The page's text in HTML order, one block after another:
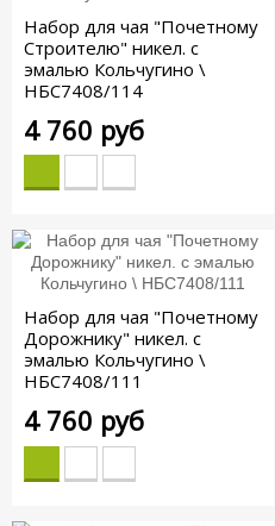
Набор для чая "Почетному
Строителю" никел. с
эмалью Кольчугино \
НБС7408/114
4 760 руб
Набор для чая "Почетному
Дорожнику" никел. с
эмалью Кольчугино \
НБС7408/111
4 760 руб